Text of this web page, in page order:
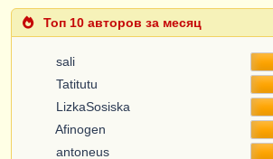
Топ 10 авторов за месяц
sali
Tatitutu
LizkaSosiska
Afinogen
antoneus